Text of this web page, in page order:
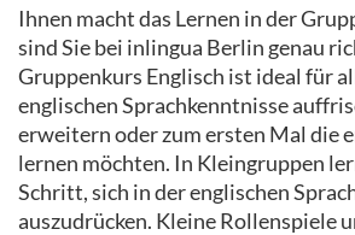
Ihnen macht das Lernen in der
sind Sie bei inlingua Berlin genau
Gruppenkurs Englisch ist ideal für
englischen Sprachkenntnisse
erweitern oder zum ersten Mal die
lernen möchten. In Kleingruppen
Schritt, sich in der englischen
auszudrücken. Kleine Rollenspiele